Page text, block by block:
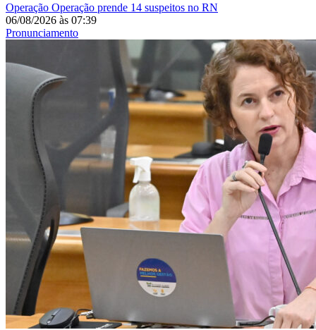
Operação Operação prende 14 suspeitos no RN
06/08/2026 às 07:39
Pronunciamento